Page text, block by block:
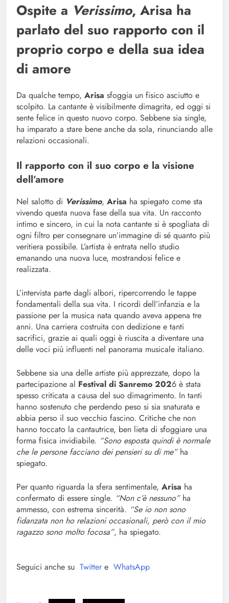
Ospite a Verissimo, Arisa ha
parlato del suo rapporto con il
proprio corpo e della sua idea
di amore
Da qualche tempo, Arisa sfoggia un fisico asciutto e
scolpito. La cantante è visibilmente dimagrita, ed oggi si
sente felice in questo nuovo corpo. Sebbene sia single,
ha imparato a stare bene anche da sola, rinunciando alle
relazioni occasionali.
Il rapporto con il suo corpo e la visione
dell’amore
Nel salotto di Verissimo, Arisa ha spiegato come sta
vivendo questa nuova fase della sua vita. Un racconto
intimo e sincero, in cui la nota cantante si è spogliata di
ogni filtro per consegnare un’immagine di sé quanto più
veritiera possibile. L’artista è entrata nello studio
emanando una nuova luce, mostrandosi felice e
realizzata.
L’intervista parte dagli albori, ripercorrendo le tappe
fondamentali della sua vita. I ricordi dell’infanzia e la
passione per la musica nata quando aveva appena tre
anni. Una carriera costruita con dedizione e tanti
sacrifici, grazie ai quali oggi è riuscita a diventare una
delle voci più influenti nel panorama musicale italiano.
Sebbene sia una delle artiste più apprezzate, dopo la
partecipazione al Festival di Sanremo 2026 è stata
spesso criticata a causa del suo dimagrimento. In tanti
hanno sostenuto che perdendo peso si sia snaturata e
abbia perso il suo vecchio fascino. Critiche che non
hanno toccato la cantautrice, ben lieta di sfoggiare una
forma fisica invidiabile. “Sono esposta quindi è normale
che le persone facciano dei pensieri su di me”ha
spiegato.
Per quanto riguarda la sfera sentimentale, Arisa ha
confermato di essere single. “Non c’è nessuno”ha
ammesso, con estrema sincerità. “Se io non sono
fidanzata non ho relazioni occasionali, però con il mio
ragazzo sono molto focosa”, ha spiegato.
Seguici anche su Twitter e WhatsApp